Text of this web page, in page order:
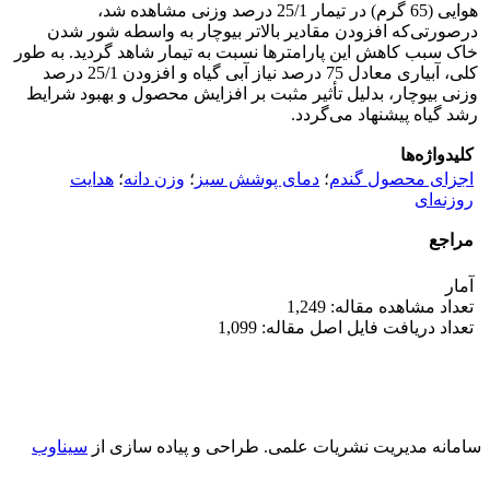
هوایی (65 گرم) در تیمار 25/1 درصد وزنی مشاهده شد،
درصورتی‌که افزودن مقادیر بالاتر بیوچار به واسطه شور شدن
خاک سبب کاهش این پارامترها نسبت به تیمار شاهد گردید. به طور
کلی، آبیاری معادل 75 درصد نیاز آبی گیاه و افزودن 25/1 درصد
وزنی بیوچار، بدلیل تأثیر مثبت بر افزایش محصول و بهبود شرایط
رشد گیاه پیشنهاد می‌گردد.
کلیدواژه‌ها
اجزای محصول گندم؛ دمای پوشش سبز ؛ وزن دانه؛ هدایت
روزنه‌ای
مراجع
آمار
تعداد مشاهده مقاله: 1,249
تعداد دریافت فایل اصل مقاله: 1,099
سامانه مدیریت نشریات علمی. طراحی و پیاده سازی از سیناوب